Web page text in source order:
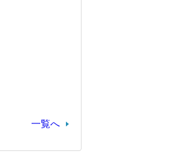
一覧へ